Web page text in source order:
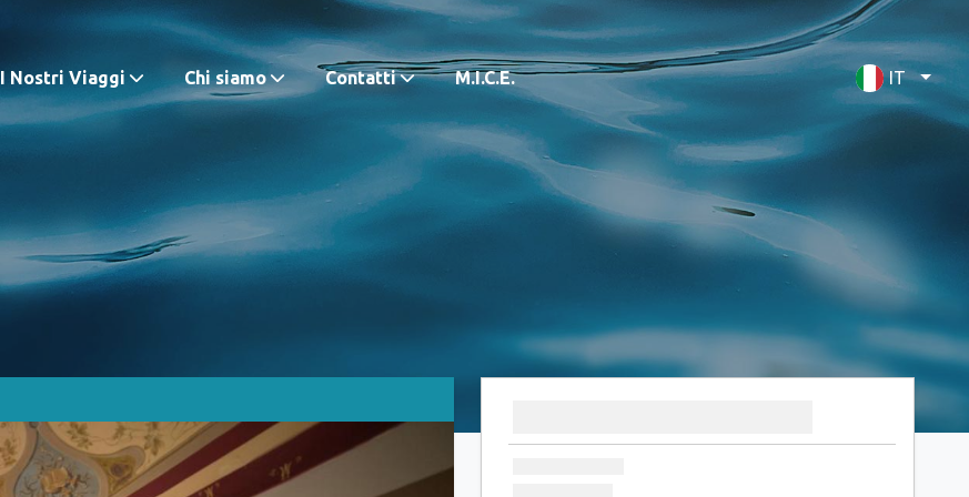
I Nostri Viaggi Chi siamo Contatti M.I.C.E. IT